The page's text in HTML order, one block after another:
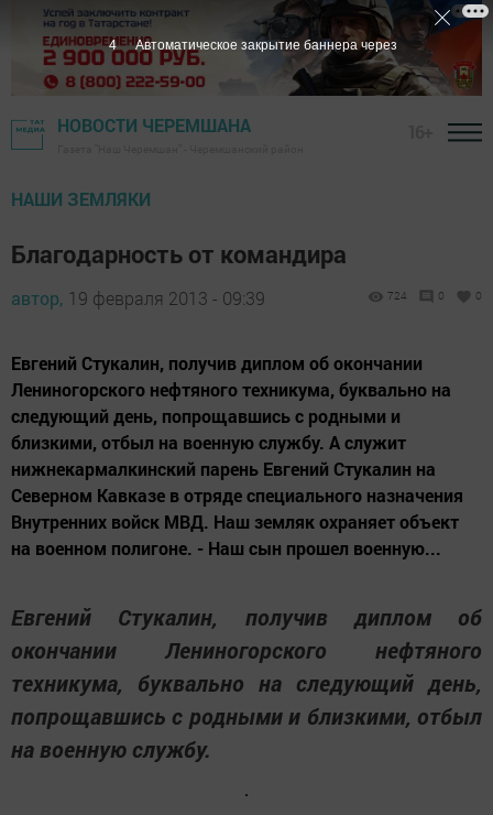
НОВОСТИ ЧЕРЕМШАНА
НАШИ ЗЕМЛЯКИ
Благодарность от командира
автор, 19 февраля 2013 - 09:39 724 0 0
Евгений Стукалин, получив диплом об окончании
Лениногорского нефтяного техникума, буквально на
следующий день, попрощавшись с родными и
близкими, отбыл на военную службу. А служит
нижнекармалкинский парень Евгений Стукалин на
Северном Кавказе в отряде специального назначения
Внутренних войск МВД. Наш земляк охраняет объект
на военном полигоне. - Наш сын прошел военную...
Евгений Стукалин, получив диплом об
окончании Лениногорского нефтяного
техникума, буквально на следующий день,
попрощавшись с родными и близкими, отбыл
на военную службу.
3 Автоматическое закрытие баннера через